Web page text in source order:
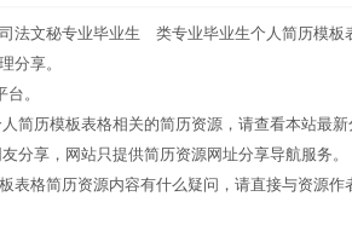
文秘专业毕业生 类专业毕业生个人简历模板
分享。
。
历模板表格相关的简历资源，请查看本站最新
分享，网站只提供简历资源网址分享导航服务。
格简历资源内容有什么疑问，请直接与资源作